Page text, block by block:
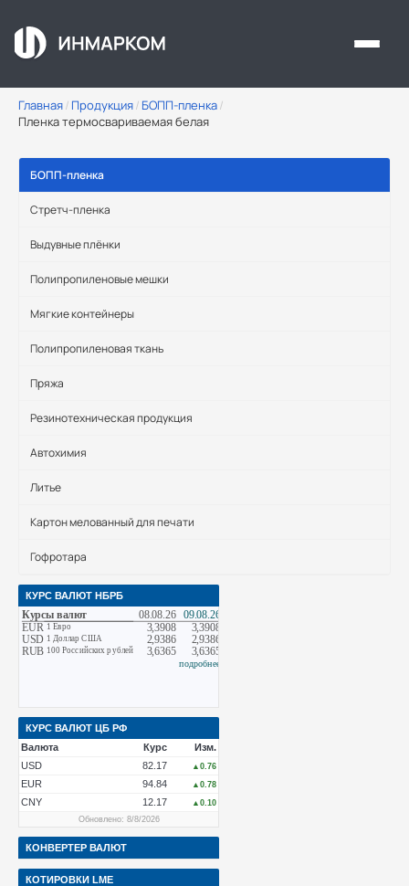
Главная/ Продукция/ БОПП-пленка/
Пленка термосвариваемая белая
БОПП-пленка
Стретч-пленка
Выдувные плёнки
Полипропиленовые мешки
Мягкие контейнеры
Полипропиленовая ткань
Пряжа
Резинотехническая продукция
Автохимия
Литье
Картон мелованный для печати
Гофротара
КУРС ВАЛЮТ НБРБ
КУРС ВАЛЮТ ЦБ РФ
Валюта
Курс
Изм.
USD
82.17 ▲0.76
EUR 94.84 ▲0.78
CNY 12.17
▲0.10
Обновлено: 8/8/2026
КОНВЕРТЕР ВАЛЮТ
КОТИРОВКИ LME